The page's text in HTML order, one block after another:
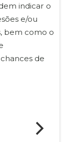
indicar o
e/ou
bem como o
de